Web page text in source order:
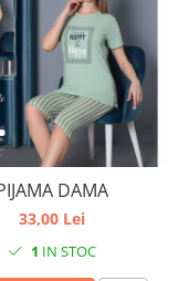
DAMA
33,00 Lei
1 IN STOC